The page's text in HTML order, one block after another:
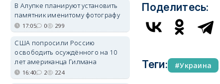
Поделитесь:
Теги: Украина
В Алупке планируют установить
памятник именитому фотографу
17:05 0 299
США попросили Россию
освободить осуждённого на 10
лет американца Гилмана
16:40 2 224